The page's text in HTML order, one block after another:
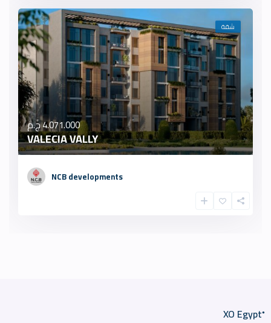
شقة
4.071.000 ج.م
VALECIA VALLY
NCB developments